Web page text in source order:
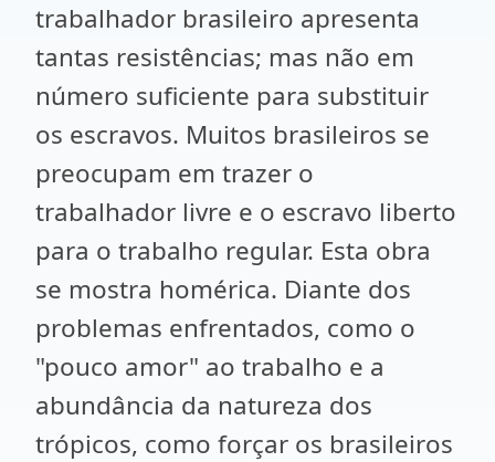
trabalhador brasileiro apresenta
tantas resistências; mas não em
número suficiente para substituir
os escravos. Muitos brasileiros se
preocupam em trazer o
trabalhador livre e o escravo liberto
para o trabalho regular. Esta obra
se mostra homérica. Diante dos
problemas enfrentados, como o
"pouco amor" ao trabalho e a
abundância da natureza dos
trópicos, como forçar os brasileiros